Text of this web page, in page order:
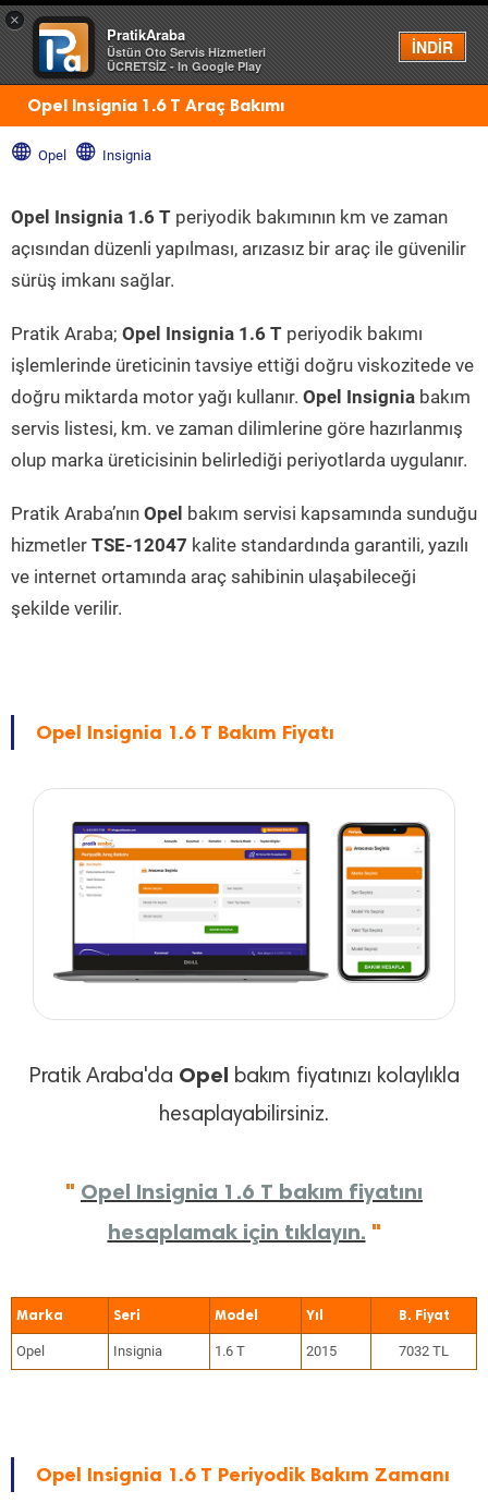
×
PratikAraba
Üstün Oto Servis Hizmetleri
ÜCRETSİZ - In Google Play
İNDİR
Menü
Opel Insignia 1.6 T Araç Bakımı
Opel Insignia
Opel Insignia 1.6 T periyodik bakımının km ve zaman
açısından düzenli yapılması, arızasız bir araç ile güvenilir
sürüş imkanı sağlar.
Pratik Araba; Opel Insignia 1.6 T periyodik bakımı
işlemlerinde üreticinin tavsiye ettiği doğru viskozitede ve
doğru miktarda motor yağı kullanır. Opel Insignia bakım
servis listesi, km. ve zaman dilimlerine göre hazırlanmış
olup marka üreticisinin belirlediği periyotlarda uygulanır.
Pratik Araba’nın Opel bakım servisi kapsamında sunduğu
hizmetler TSE-12047 kalite standardında garantili, yazılı
ve internet ortamında araç sahibinin ulaşabileceği
şekilde verilir.
Opel Insignia 1.6 T Bakım Fiyatı
Pratik Araba'da Opel bakım fiyatınızı kolaylıkla
hesaplayabilirsiniz.
" Opel Insignia 1.6 T bakım fiyatını
hesaplamak için tıklayın. "
Marka Seri Model Yıl
Opel Insignia 1.6 T 2015 7032 TL
Opel Insignia 1.6 T Periyodik Bakım Zamanı